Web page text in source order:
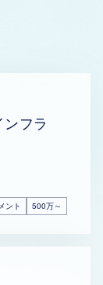
フラ
ント 500万～